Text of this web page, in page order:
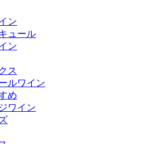
ン
ュール
ン
ス
ルワイン
め
ワイン